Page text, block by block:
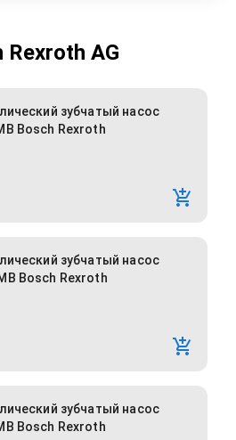
Rexroth AG
зубчатый насос
Bosch Rexroth
зубчатый насос
Bosch Rexroth
зубчатый насос
Bosch Rexroth